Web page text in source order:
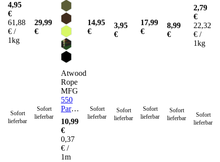
4,95
€
61,88
€ /
1kg
Sofort
lieferbar
29,99
€
Sofort
lieferbar
Atwood
Rope
MFG
550
Paracord
Seil 4
mm -
30
Meter
10,99
€
0,37
€ /
1m
14,95
€
Sofort
lieferbar
3,95
€
Sofort
lieferbar
17,99
€
Sofort
lieferbar
8,99
€
Sofort
lieferbar
2,79
€
22,32
€ /
1kg
Sofort
lieferbar